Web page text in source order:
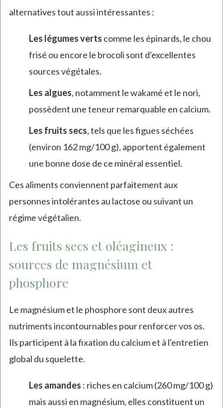
alternatives tout aussi intéressantes :
Les légumes verts comme les épinards, le chou
frisé ou encore le brocoli sont d'excellentes
sources végétales.
Les algues, notamment le wakamé et le nori,
possèdent une teneur remarquable en calcium.
Les fruits secs, tels que les figues séchées
(environ 162 mg/100 g), apportent également
une bonne dose de ce minéral essentiel.
Ces aliments conviennent parfaitement aux
personnes intolérantes au lactose ou suivant un
régime végétalien.
Les fruits secs et oléagineux :
sources de magnésium et
phosphore
Le magnésium et le phosphore sont deux autres
nutriments incontournables pour renforcer vos os.
Ils participent à la fixation du calcium et à l'entretien
global du squelette.
Les amandes : riches en calcium (260 mg/100 g)
mais aussi en magnésium, elles constituent un